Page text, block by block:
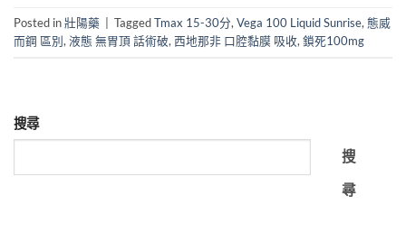
Posted in壯陽藥 TaggedTmax 15-30分, Vega 100 Liquid Sunrise, 態威
而鋼 區別, 液態 無胃頂 話術破, 西地那非 口腔黏膜 吸收, 鎖死100mg
搜尋
搜
尋